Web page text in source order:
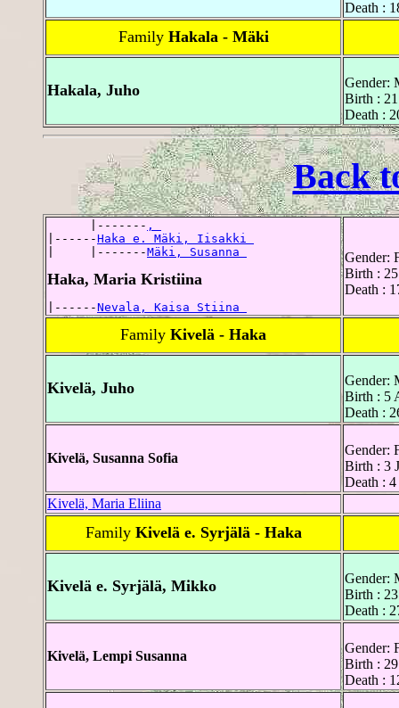
Death :
Family Hakala - Mäki
Hakala, Juho
Gender:
Birth :
Death :
Back
      |-------
,
|------Haka e. Mäki, Iisakki
|     |-------Mäki, Susanna
Haka, Maria Kristiina
|------Nevala, Kaisa Stiina
Gender:
Birth :
Death :
Family Kivelä - Haka
Kivelä, Juho
Gender:
Birth : 5
Death :
Kivelä, Susanna Sofia
Gender:
Birth : 3
Death :
Kivelä, Maria Eliina
Family Kivelä e. Syrjälä - Haka
Kivelä e. Syrjälä, Mikko
Gender:
Birth :
Death :
Kivelä, Lempi Susanna
Gender:
Birth :
Death :